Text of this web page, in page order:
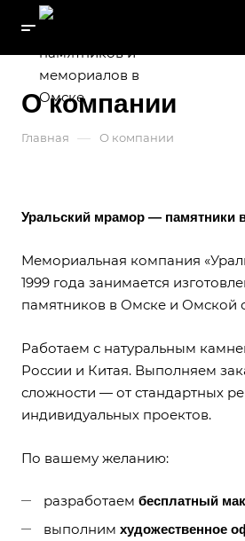
О компании
Главная — О компании
Уральский мрамор — памятники
Мемориальная компания
1999 года занимается
памятников в Омске и Омской
Работаем с натуральным
России и Китая. Выполняем
сложности — от стандартных
индивидуальных проектов.
По вашему желанию:
разработаем бесплатный
выполним художественное